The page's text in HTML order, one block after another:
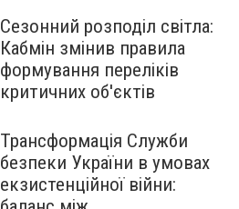
Сезонний розподіл світла:
Кабмін змінив правила
формування переліків
критичних об'єктів
Трансформація Служби
безпеки України в умовах
екзистенційної війни: